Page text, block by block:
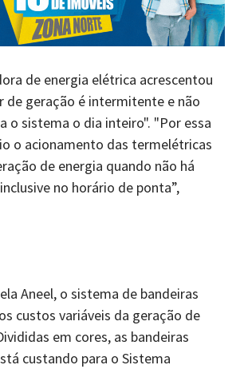
de energia elétrica acrescentou
de geração é intermitente e não
o sistema o dia inteiro". "Por essa
o acionamento das termelétricas
de energia quando não há
no horário de ponta”,
Aneel, o sistema de bandeiras
custos variáveis da geração de
em cores, as bandeiras
custando para o Sistema